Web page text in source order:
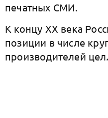
печатных СМИ.
К концу XX века
позиции в числе
производителей